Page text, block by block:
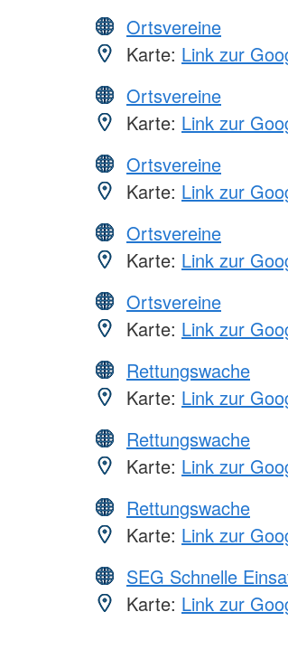
Ortsvereine
Karte: Link zur
Ortsvereine
Karte: Link zur
Ortsvereine
Karte: Link zur
Ortsvereine
Karte: Link zur
Ortsvereine
Karte: Link zur
Rettungswache
Karte: Link zur
Rettungswache
Karte: Link zur
Rettungswache
Karte: Link zur
SEG Schnelle
Karte: Link zur